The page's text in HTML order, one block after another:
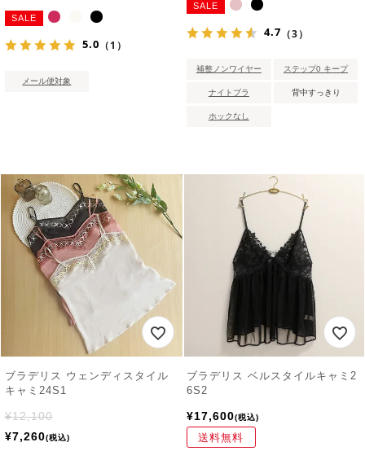
SALE
5.0 （1）
メール便対象
SALE
4.7 （3）
補整ノンワイヤー ステップ0 キープ
ナイトブラ 背中すっきり
ホックなし
ブラデリス ウェンディスタイル
キャミ24S1
¥12,100
¥7,260 税込
ブラデリス ベルスタイルキャミ2
6S2
¥17,600 税込
送料無料